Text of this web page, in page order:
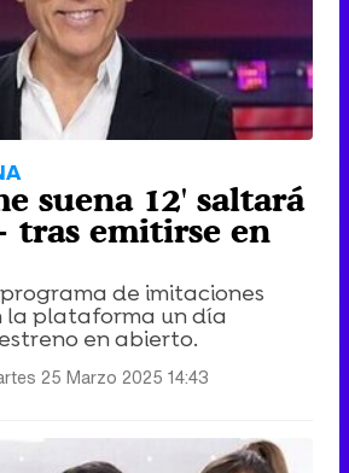
suena 12' saltará
tras emitirse en
de imitaciones
la plataforma un día
en abierto.
25 Marzo 2025 14:43